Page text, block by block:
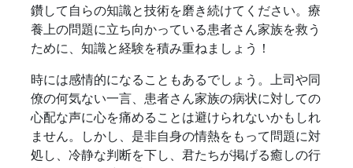
鑽して自らの知識と技術を磨き続けてください。療
養上の問題に立ち向かっている患者さん家族を救う
ために、知識と経験を積み重ねましょう！
時には感情的になることもあるでしょう。上司や同
僚の何気ない一言、患者さん家族の病状に対しての
心配な声に心を痛めることは避けられないかもしれ
ません。しかし、是非自身の情熱をもって問題に対
処し、冷静な判断を下し、君たちが掲げる癒しの行